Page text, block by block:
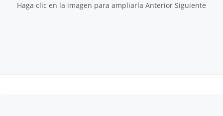
Haga clic en la imagen para ampliarla Anterior Siguiente